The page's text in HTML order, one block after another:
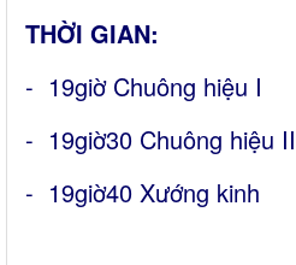
THỜI GIAN:
- 19giờ Chuông hiệu I
- 19giờ30 Chuông hiệu II
- 19giờ40 Xướng kinh